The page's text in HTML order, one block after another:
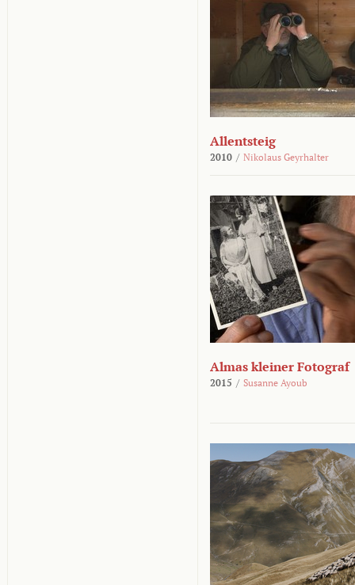
Allentsteig
2010 / Nikolaus Geyrhalter
Almas kleiner Fotograf
2015 / Susanne Ayoub